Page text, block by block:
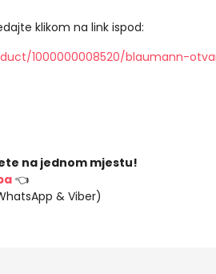
klikom na link ispod:
1000000008520/blaumann-
na jednom mjestu!
👈
& Viber)